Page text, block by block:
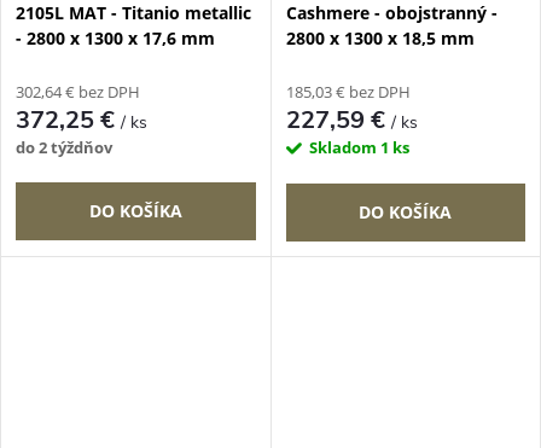
2105L MAT - Titanio metallic
- 2800 x 1300 x 17,6 mm
302,64 € bez DPH
372,25 €/ ks
do 2 týždňov
DO KOŠÍKA
Cashmere - obojstranný -
2800 x 1300 x 18,5 mm
185,03 € bez DPH
227,59 €/ ks
Skladom 1 ks
DO KOŠÍKA